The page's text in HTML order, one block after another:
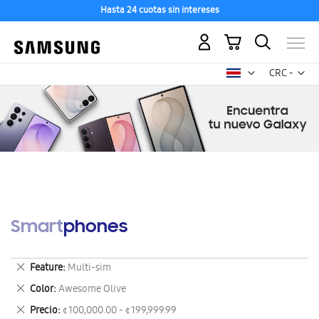
Hasta 24 cuotas sin intereses
CRC -
colón
Mi carrito
Smartphones
Feature Multi-sim
Eliminar
este
artículo
Color Awesome Olive
Eliminar
este
Precio ¢ 100,000.00 - ¢ 199,999.99
Eliminar